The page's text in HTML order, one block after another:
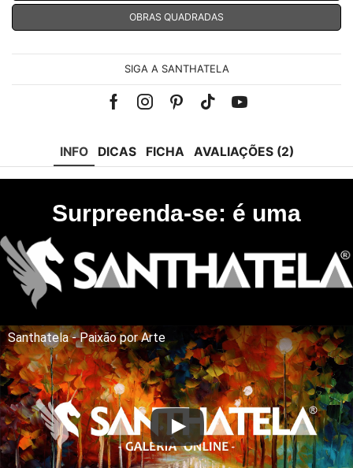
OBRAS QUADRADAS
SIGA A SANTHATELA
Facebook
Instagram
Pinterest
Tik-Youtube
INFO DICAS FICHA AVALIAÇÕES (2)
Surpreenda-se: é uma
Santhatela - Paixão por Arte